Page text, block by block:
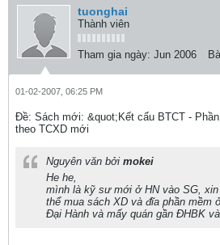
tuonghai
Thành viên
Tham gia ngày: Jun 2006
01-02-2007, 06:25 PM
Ðề: Sách mới: &quot;Kết cấu BTCT -
theo TCXD mới
Nguyên văn bởi mokei
He he,
mình là kỹ sư mới ở HN vào SG,
thể mua sách XD và đĩa phần mềm
Đại Hành và mấy quán gần ĐHBK